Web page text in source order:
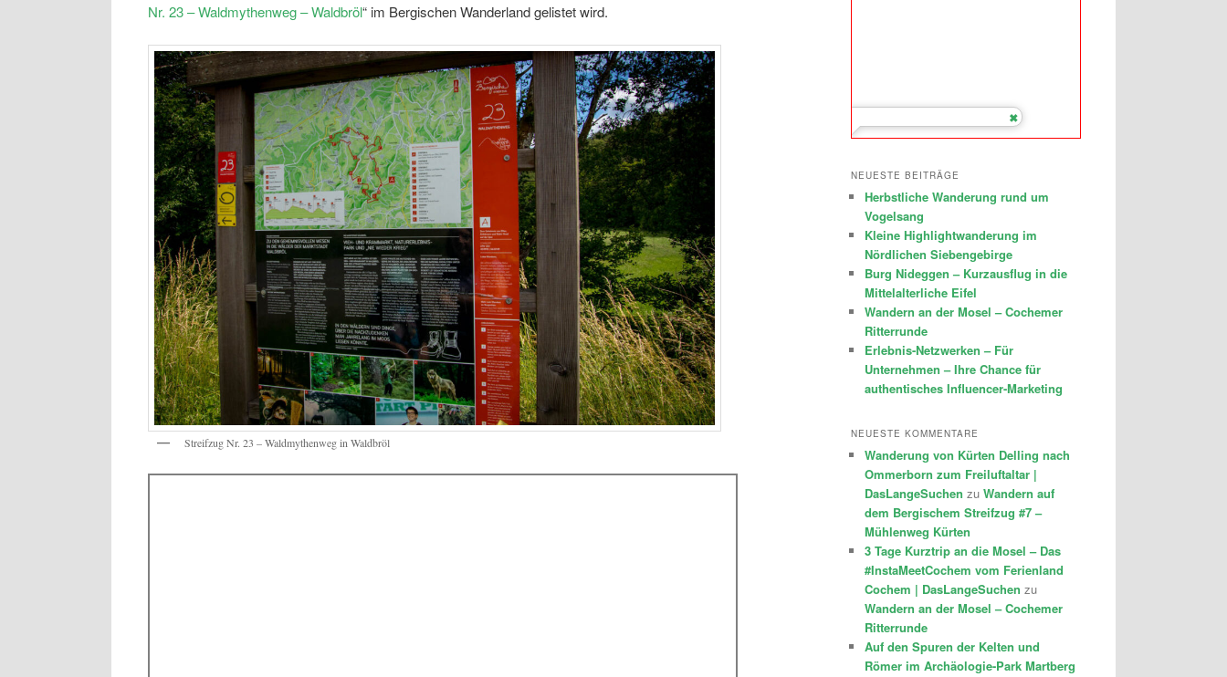
Nr. 23 – Waldmythenweg – Waldbröl“ im Bergischen Wanderland gelistet wird.
Streifzug Nr. 23 – Waldmythenweg in Waldbröl
NEUESTE BEITRÄGE
Herbstliche Wanderung rund um
Vogelsang
Kleine Highlightwanderung im
Nördlichen Siebengebirge
Burg Nideggen – Kurzausflug in die
Mittelalterliche Eifel
Wandern an der Mosel – Cochemer
Ritterrunde
Erlebnis-Netzwerken – Für
Unternehmen – Ihre Chance für
authentisches Influencer-Marketing
NEUESTE KOMMENTARE
Wanderung von Kürten Delling nach
Ommerborn zum Freiluftaltar |
DasLangeSuchen zu Wandern auf
dem Bergischem Streifzug #7 –
Mühlenweg Kürten
3 Tage Kurztrip an die Mosel – Das
#InstaMeetCochem vom Ferienland
Cochem | DasLangeSuchen zu
Wandern an der Mosel – Cochemer
Ritterrunde
Auf den Spuren der Kelten und
Römer im Archäologie-Park Martberg